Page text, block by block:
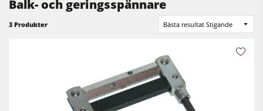
5-funktions kombimaskin
Cirkelsågar och justersågar
Rikt- och planhyvlar
Balk- och geringsspännare
3 Produkter Bästa resultat Stigande